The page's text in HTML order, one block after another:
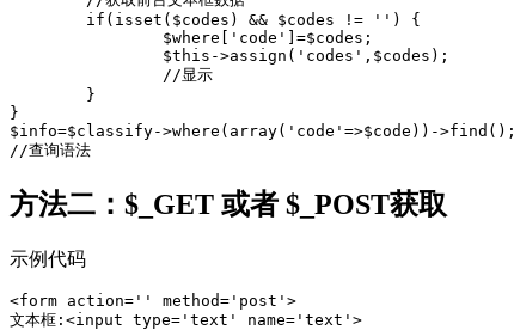
}
$info=$classify->where(array('code'=>$code))->find();
//查询语法
方法二：$_GET 或者 $_POST获取
示例代码
<form action='' method='post'>
文本框:<input type='text' name='text'>